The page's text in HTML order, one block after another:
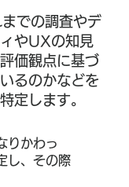
での調査やデ
やUXの知見
価観点に基づ
るのかなどを
定します。
りかわっ
し、その際